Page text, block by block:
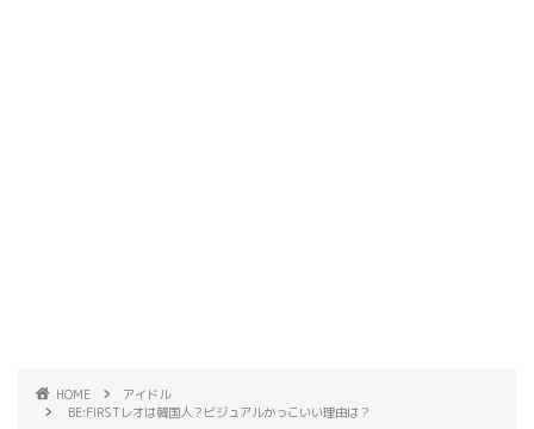
HOME
アイドル
BE:FIRSTレオは韓国人？ビジュアルかっこいい理由は？